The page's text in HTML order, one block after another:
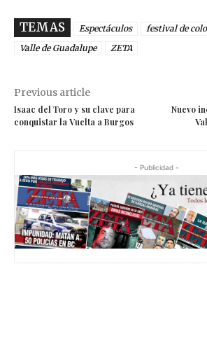
TEMAS Espectáculos
festival de
Valle de Guadalupe
ZETA
Previous article
Isaac del Toro y su clave para
conquistar la Vuelta a Burgos
Nuevo
- Publicidad -